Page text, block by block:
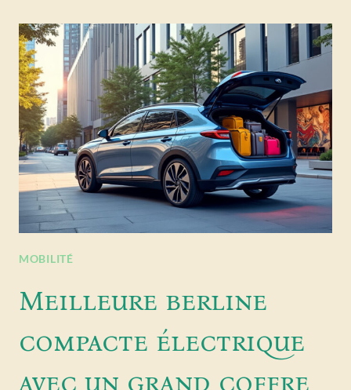
MOBILITÉ
Meilleure berline
compacte électrique
avec un grand coffre